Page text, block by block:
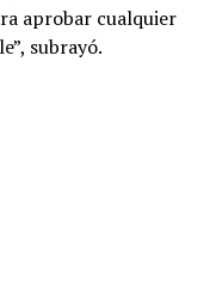
aprobar cualquier
subrayó.